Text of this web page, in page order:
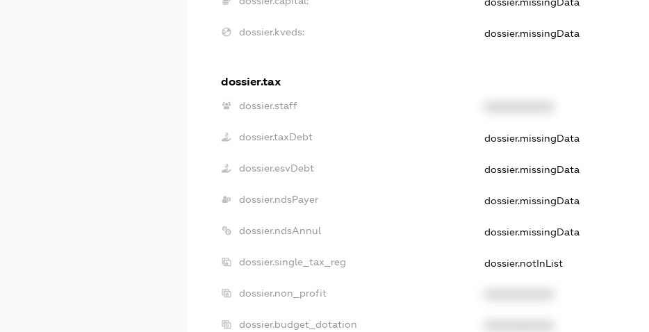
dossier.kveds: dossier.missingData
dossier.tax
dossier.staff
dossier.taxDebt dossier.missingData
dossier.esvDebt dossier.missingData
dossier.ndsPayer dossier.missingData
dossier.ndsAnnul dossier.missingData
dossier.single_tax_reg dossier.notInList
dossier.non_profit
dossier.budget_dotation